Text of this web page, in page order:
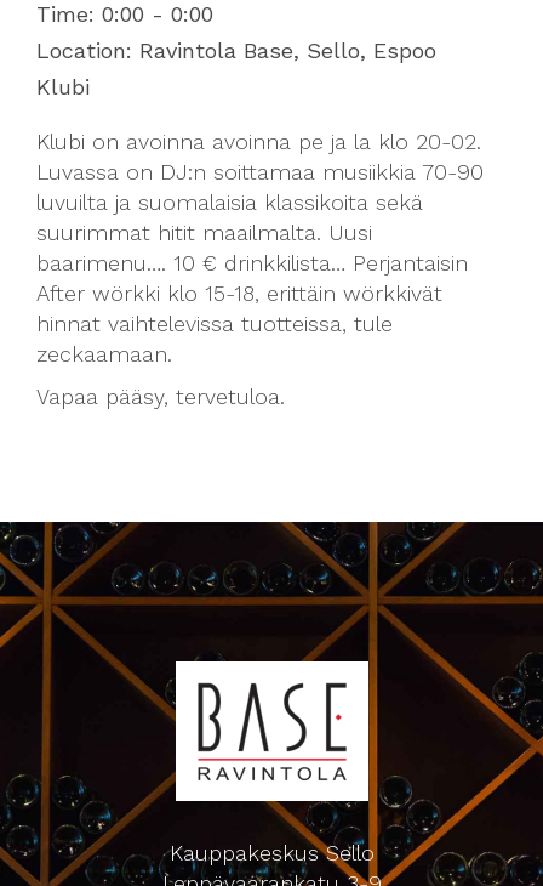
Time: 0:00 - 0:00
Location: Ravintola Base, Sello, Espoo
Klubi
Klubi on avoinna avoinna pe ja la klo 20-02.
Luvassa on DJ:n soittamaa musiikkia 70-90
luvuilta ja suomalaisia klassikoita sekä
suurimmat hitit maailmalta. Uusi
baarimenu…. 10 € drinkkilista… Perjantaisin
After wörkki klo 15-18, erittäin wörkkivät
hinnat vaihtelevissa tuotteissa, tule
zeckaamaan.
Vapaa pääsy, tervetuloa.
Kauppakeskus Sello